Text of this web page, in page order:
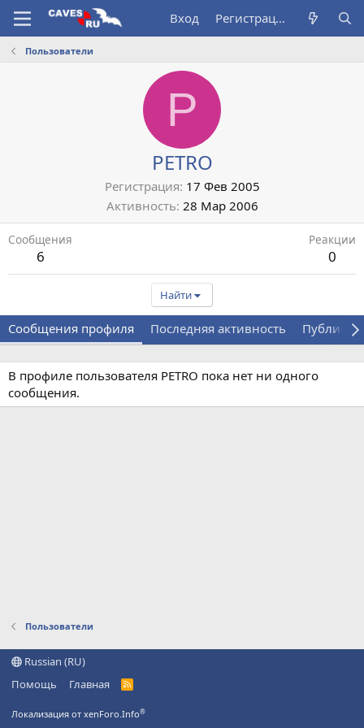
Вход Регистрация
Пользователи
P
PETRO
Регистрация 17 Фев 2005
Активность 28 Мар 2006
Сообщения
6
Реакции
0
Найти
Сообщения профиля Последняя активность
В профиле пользователя PETRO пока нет ни одного
сообщения.
Пользователи
Russian (RU)
Помощь
Главная
R
Локализация от xenForo.Info®